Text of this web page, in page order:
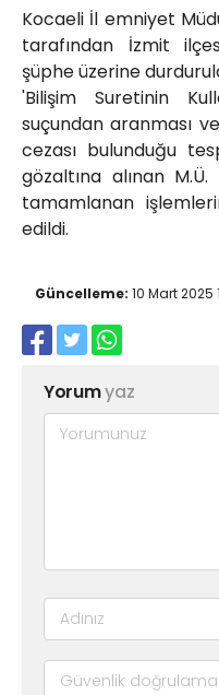
Kocaeli İl emniyet
tarafından İzmit
şüphe üzerine
'Bilişim Suretinin
suçundan aranması
cezası bulunduğu
gözaltına alınan
tamamlanan
edildi.
Güncelleme: 10 Mart 2025
Yorumyaz